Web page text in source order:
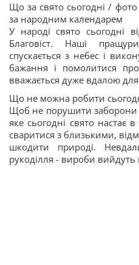
Що за свято сьогодні /
за народним календарем
У народі свято сьогодні
Благовіст. Наші
спускається з небес і
бажання і помолитися
вважається дуже вдалою
Що не можна робити
Щоб не порушити заборони
яке сьогодні свято настає
сваритися з близькими,
шкодити природі.
рукоділля - вироби